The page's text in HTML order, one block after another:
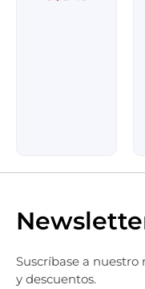
Suscríbase a
y descuentos.